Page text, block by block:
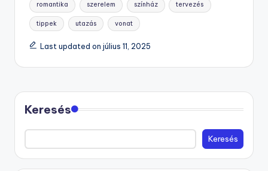
romantika szerelem színház tervezés
tippek utazás vonat
Last updated on július 11, 2025
Keresés
Keresés